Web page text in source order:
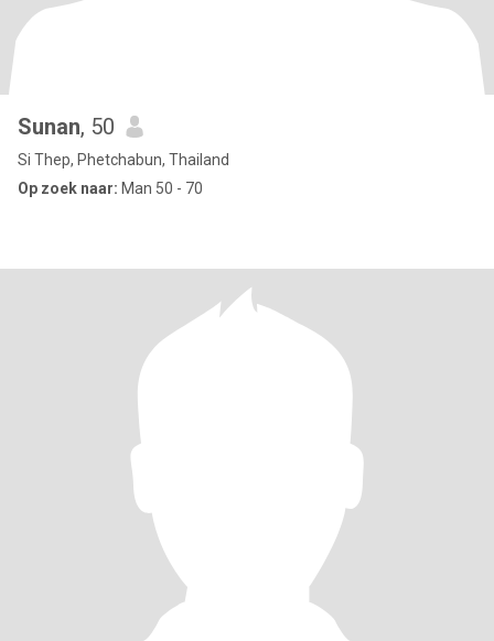
Sunan, 50
Si Thep, Phetchabun, Thailand
Op zoek naar: Man 50 - 70